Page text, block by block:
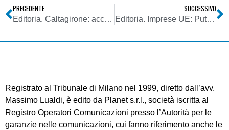
PRECEDENTE
Editoria. Caltagirone: accordo con Rcs sulla raccolta pubblicitaria locale. Alla Piemme la gestione in esclusiva in 5 regioni
SUCCESSIVO
Editoria. Imprese UE: Putin rinvii modifiche nuova legge su mass media. A stranieri vietato possederne oltre il 20%.
Registrato al Tribunale di Milano nel 1999, diretto dall’avv.
Massimo Lualdi, è edito da Planet s.r.l., società iscritta al
Registro Operatori Comunicazioni presso l’Autorità per le
garanzie nelle comunicazioni, cui fanno riferimento anche le